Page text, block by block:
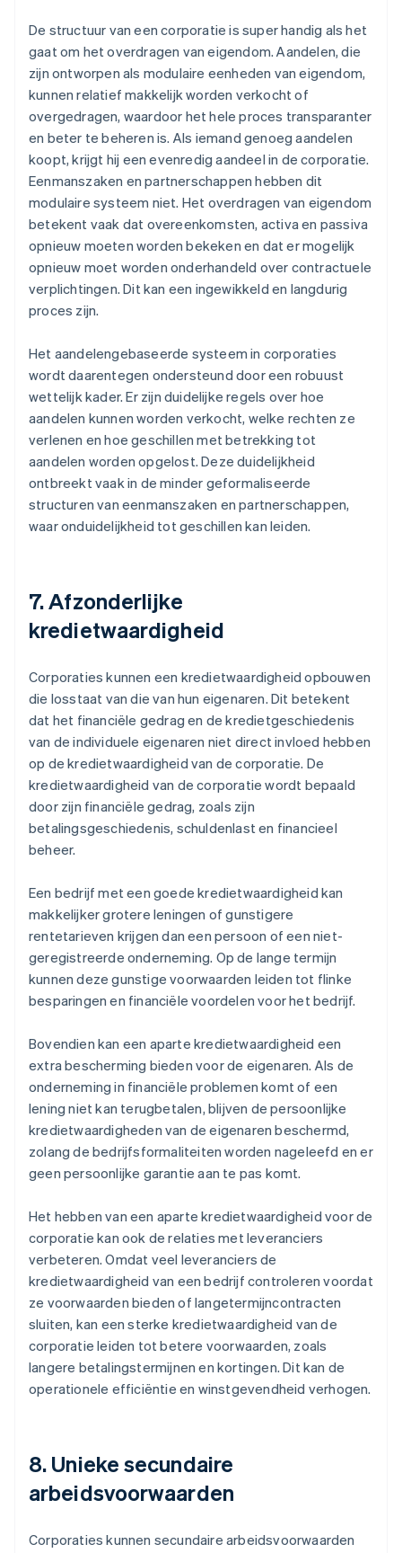
De structuur van een corporatie is super handig als het
gaat om het overdragen van eigendom. Aandelen, die
zijn ontworpen als modulaire eenheden van eigendom,
kunnen relatief makkelijk worden verkocht of
overgedragen, waardoor het hele proces transparanter
en beter te beheren is. Als iemand genoeg aandelen
koopt, krijgt hij een evenredig aandeel in de corporatie.
Eenmanszaken en partnerschappen hebben dit
modulaire systeem niet. Het overdragen van eigendom
betekent vaak dat overeenkomsten, activa en passiva
opnieuw moeten worden bekeken en dat er mogelijk
opnieuw moet worden onderhandeld over contractuele
verplichtingen. Dit kan een ingewikkeld en langdurig
proces zijn.
Het aandelengebaseerde systeem in corporaties
wordt daarentegen ondersteund door een robuust
wettelijk kader. Er zijn duidelijke regels over hoe
aandelen kunnen worden verkocht, welke rechten ze
verlenen en hoe geschillen met betrekking tot
aandelen worden opgelost. Deze duidelijkheid
ontbreekt vaak in de minder geformaliseerde
structuren van eenmanszaken en partnerschappen,
waar onduidelijkheid tot geschillen kan leiden.
7. Afzonderlijke
kredietwaardigheid
Corporaties kunnen een kredietwaardigheid opbouwen
die losstaat van die van hun eigenaren. Dit betekent
dat het financiële gedrag en de kredietgeschiedenis
van de individuele eigenaren niet direct invloed hebben
op de kredietwaardigheid van de corporatie. De
kredietwaardigheid van de corporatie wordt bepaald
door zijn financiële gedrag, zoals zijn
betalingsgeschiedenis, schuldenlast en financieel
beheer.
Een bedrijf met een goede kredietwaardigheid kan
makkelijker grotere leningen of gunstigere
rentetarieven krijgen dan een persoon of een niet-
geregistreerde onderneming. Op de lange termijn
kunnen deze gunstige voorwaarden leiden tot flinke
besparingen en financiële voordelen voor het bedrijf.
Bovendien kan een aparte kredietwaardigheid een
extra bescherming bieden voor de eigenaren. Als de
onderneming in financiële problemen komt of een
lening niet kan terugbetalen, blijven de persoonlijke
kredietwaardigheden van de eigenaren beschermd,
zolang de bedrijfsformaliteiten worden nageleefd en er
geen persoonlijke garantie aan te pas komt.
Het hebben van een aparte kredietwaardigheid voor de
corporatie kan ook de relaties met leveranciers
verbeteren. Omdat veel leveranciers de
kredietwaardigheid van een bedrijf controleren voordat
ze voorwaarden bieden of langetermijncontracten
sluiten, kan een sterke kredietwaardigheid van de
corporatie leiden tot betere voorwaarden, zoals
langere betalingstermijnen en kortingen. Dit kan de
operationele efficiëntie en winstgevendheid verhogen.
8. Unieke secundaire
arbeidsvoorwaarden
Corporaties kunnen secundaire arbeidsvoorwaarden